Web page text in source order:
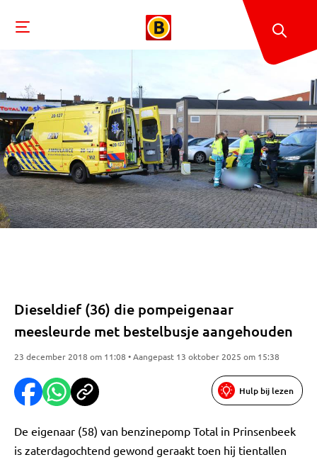
Dieseldief (36) die pompeigenaar
meesleurde met bestelbusje aangehouden
23 december 2018 om 11:08 • Aangepast 13 oktober 2025 om 15:38
Hulp bij lezen
De eigenaar (58) van benzinepomp Total in Prinsenbeek
is zaterdagochtend gewond geraakt toen hij tientallen